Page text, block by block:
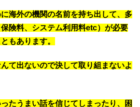
海外の機関の名前を持ち出して、多
険料、システム利用料etc）が必要
もあります。
て出ないので決して取り組まないよ
たうまい話を信じてしまったり、困